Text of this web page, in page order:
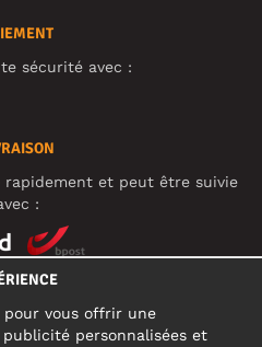
sécurité avec :
rapidement et peut être suivie
:
pour vous offrir une
personnalisées et